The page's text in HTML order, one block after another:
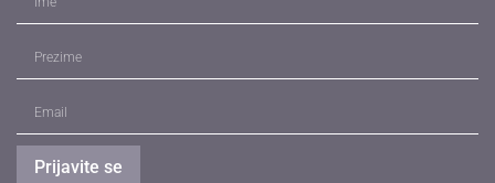
Prijavite se